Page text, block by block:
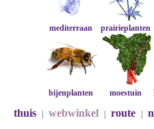
mediterraan prairieplanten
bijenplanten moestuin
thuis webwinkel route